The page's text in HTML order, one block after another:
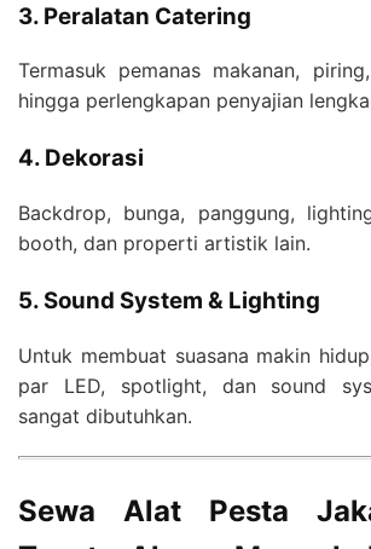
3. Peralatan Catering
Termasuk pemanas makanan,
hingga perlengkapan penyajian
4. Dekorasi
Backdrop, bunga, panggung,
booth, dan properti artistik lain.
5. Sound System & Lighting
Untuk membuat suasana makin
par LED, spotlight, dan sound
sangat dibutuhkan.
Sewa Alat Pesta